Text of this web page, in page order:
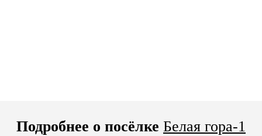
Подробнее о посёлке Белая гора-1